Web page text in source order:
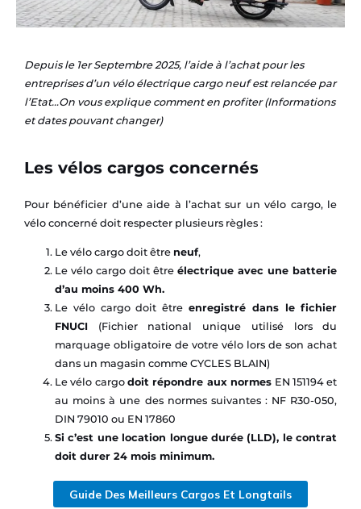
Depuis le 1er Septembre 2025, l’aide à l’achat pour les
entreprises d’un vélo électrique cargo neuf est relancée par
l’Etat…On vous explique comment en profiter (Informations
et dates pouvant changer)
Les vélos cargos concernés
Pour bénéficier d’une aide à l’achat sur un vélo cargo, le
vélo concerné doit respecter plusieurs règles :
Le vélo cargo doit être neuf,
Le vélo cargo doit êtreélectrique avec une batterie
d’au moins 400 Wh.
Le vélo cargo doit être enregistré dans le fichier
FNUCI(Fichier national unique utilisé lors du
marquage obligatoire de votre vélo lors de son achat
dans un magasin comme CYCLES BLAIN)
Le vélo cargodoit répondre aux normes EN 151194 et
au moins à une des normes suivantes : NF R30-050,
DIN 79010 ou EN 17860
Si c’est une location longue durée (LLD), le contrat
doit durer 24 mois minimum.
Guide Des Meilleurs Cargos Et Longtails